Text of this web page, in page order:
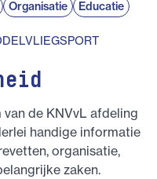
Organisatie Educatie
de KNVvL afdeling
handige informatie
organisatie,
zaken.